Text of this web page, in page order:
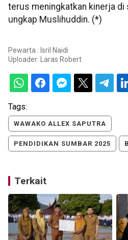
terus meningkatkan kinerja di
ungkap Muslihuddin. (*)
Pewarta : Isril Naidi
Uploader: Laras Robert
Tags:
WAWAKO ALLEX SAPUTRA
PENDIDIKAN SUMBAR 2025
Terkait